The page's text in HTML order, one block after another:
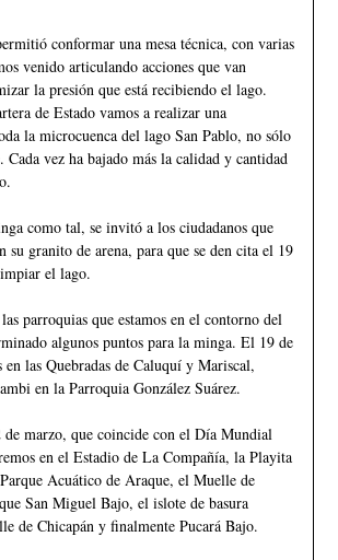
conformar una mesa técnica, con varias
venido articulando acciones que van
la presión que está recibiendo el lago.
de Estado vamos a realizar una
la microcuenca del lago San Pablo, no sólo
Cada vez ha bajado más la calidad y cantidad
como tal, se invitó a los ciudadanos que
su granito de arena, para que se den cita el 19
el lago.
parroquias que estamos en el contorno del
algunos puntos para la minga. El 19 de
las Quebradas de Caluquí y Mariscal,
en la Parroquia González Suárez.
de marzo, que coincide con el Día Mundial
en el Estadio de La Compañía, la Playita
Acuático de Araque, el Muelle de
San Miguel Bajo, el islote de basura
de Chicapán y finalmente Pucará Bajo.